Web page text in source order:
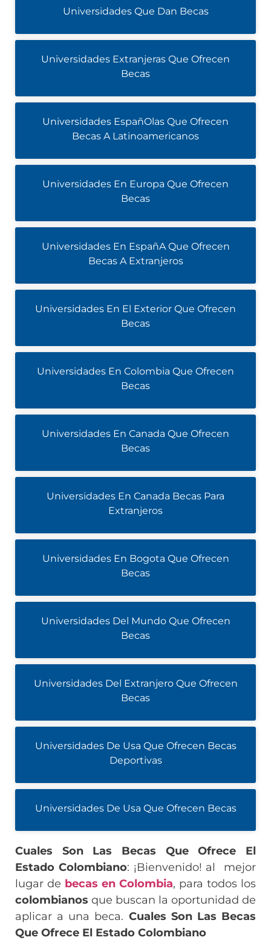
Universidades Que Dan Becas
Universidades Extranjeras Que Ofrecen
Becas
Universidades EspañOlas Que Ofrecen
Becas A Latinoamericanos
Universidades En Europa Que Ofrecen
Becas
Universidades En EspañA Que Ofrecen
Becas A Extranjeros
Universidades En El Exterior Que Ofrecen
Becas
Universidades En Colombia Que Ofrecen
Becas
Universidades En Canada Que Ofrecen
Becas
Universidades En Canada Becas Para
Extranjeros
Universidades En Bogota Que Ofrecen
Becas
Universidades Del Mundo Que Ofrecen
Becas
Universidades Del Extranjero Que Ofrecen
Becas
Universidades De Usa Que Ofrecen Becas
Deportivas
Universidades De Usa Que Ofrecen Becas
Cuales Son Las Becas Que Ofrece El
Estado Colombiano: ¡Bienvenido! al mejor
lugar de becas en Colombia, para todos los
colombianos que buscan la oportunidad de
aplicar a una beca. Cuales Son Las Becas
Que Ofrece El Estado Colombiano